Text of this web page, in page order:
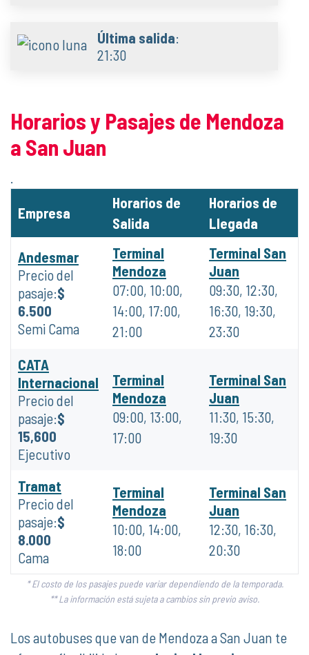
Última salida:
21:30
Horarios y Pasajes de Mendoza
a San Juan
.
Empresa
Horarios de
Salida
Horarios de
Llegada
Andesmar
Precio del
pasaje:$
6.500
Semi Cama
Terminal
Mendoza
07:00, 10:00,
14:00, 17:00,
21:00
Terminal San
Juan
09:30, 12:30,
16:30, 19:30,
23:30
CATA
Internacional
Precio del
pasaje:$
15,600
Ejecutivo
Terminal
Mendoza
09:00, 13:00,
17:00
Terminal San
Juan
11:30, 15:30,
19:30
Tramat
Precio del
pasaje:$
8.000
Cama
Terminal
Mendoza
10:00, 14:00,
18:00
Terminal San
Juan
12:30, 16:30,
20:30
* El costo de los pasajes puede variar dependiendo de la temporada.
** La información está sujeta a cambios sin previo aviso.
Los autobuses que van de Mendoza a San Juan te